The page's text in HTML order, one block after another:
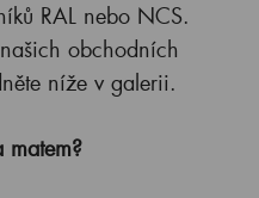
RAL nebo NCS.
obchodních
níže v galerii.
matem?